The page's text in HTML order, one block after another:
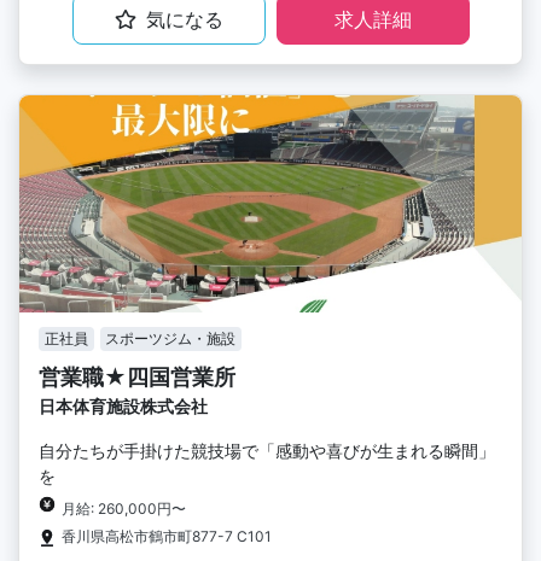
気になる 求人詳細
正社員 スポーツジム・施設
営業職★四国営業所
日本体育施設株式会社
自分たちが手掛けた競技場で「感動や喜びが生まれる瞬間」
を
月給: 260,000円〜
香川県高松市鶴市町877-7 C101